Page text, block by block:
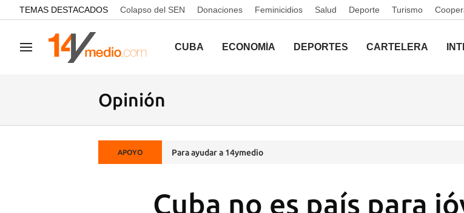
common.go-to-content
TEMAS DESTACADOS Colapso del SEN Donaciones Feminicidios Salud Deporte Turismo
Navegación CUBA ECONOMÍA DEPORTES CARTELERA
Opinión
APOYO Para ayudar a 14ymedio
Cuba no es país para